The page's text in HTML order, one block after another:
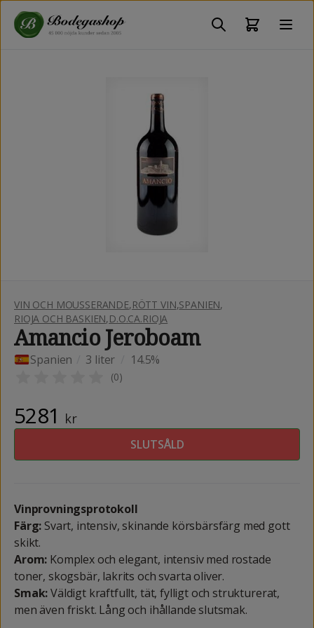
VIN OCH MOUSSERANDE,RÖTT VIN,SPANIEN,
RIOJA OCH BASKIEN,D.O.CA.RIOJA
Amancio Jeroboam
Spanien 3 liter 14.5%
(0)
5281 kr
SLUTSÅLD
Vinprovningsprotokoll
Färg: Svart, intensiv, skinande körsbärsfärg med gott
skikt.
Arom: Komplex och elegant, intensiv med rostade
toner, skogsbär, lakrits och svarta oliver.
Smak:Väldigt kraftfullt, tät, fylligt och strukturerat,
men även friskt. Lång och ihållande slutsmak.